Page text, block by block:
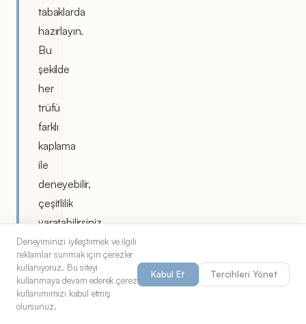
tabaklarda
hazırlayın.
Bu
şekilde
her
trüfü
farklı
kaplama
ile
deneyebilir,
çeşitlilik
yaratabilirsiniz.
Daha
uzun
saklamak
için
Deneyiminizi iyileştirmek ve ilgili
reklamlar sunmak için çerezler
kullanıyoruz. Bu siteyi
kullanmaya devam ederek çerez
kullanımımızı kabul etmiş
olursunuz.
Kabul Et Tercihleri Yönet